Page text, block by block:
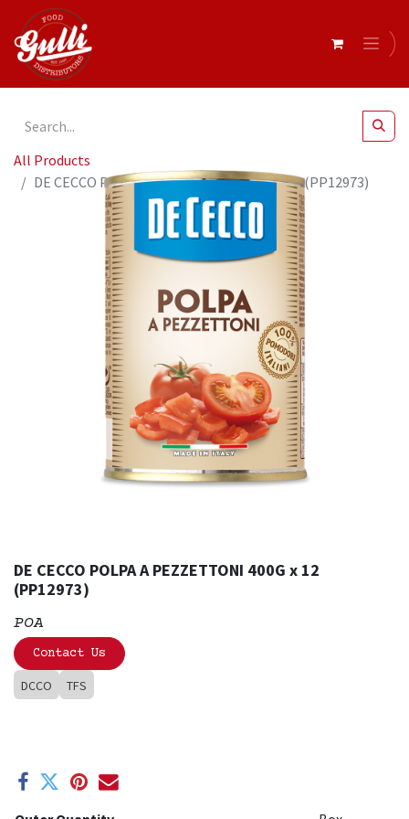
All Products
DE CECCO POLPA A PEZZETTONI 400G x 12 (PP12973)
DE CECCO POLPA A PEZZETTONI 400G x 12
(PP12973)
POA
Contact Us
DCCO TFS